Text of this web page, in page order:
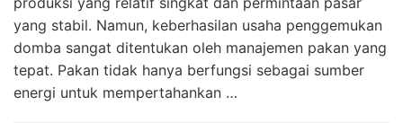
yang stabil. Namun, keberhasilan usaha penggemukan
domba sangat ditentukan oleh manajemen pakan yang
tepat. Pakan tidak hanya berfungsi sebagai sumber
energi untuk mempertahankan …